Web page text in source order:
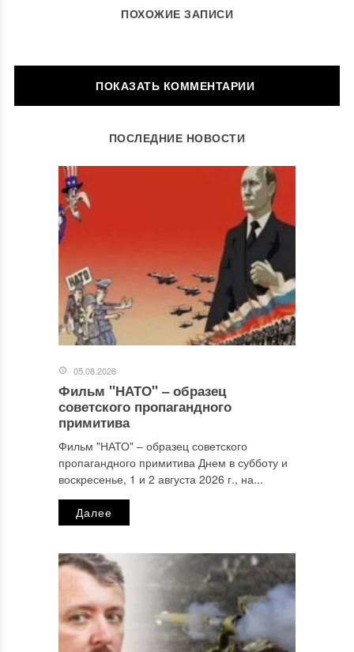
ПОХОЖИЕ ЗАПИСИ
ОСТАВИТЬ КОММЕНТАРИЙ
Комментарий*
ПОСЛЕДНИЕ НОВОСТИ
05.08.2026
Фильм "НАТО" ‒ образец
советского пропагандного
примитива
Фильм "НАТО" ‒ образец советского
пропагандного примитива Днем в субботу и
воскресенье, 1 и 2 августа 2026 г., на...
Далее